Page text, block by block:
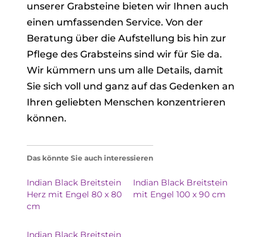
unserer Grabsteine bieten wir Ihnen auch
einen umfassenden Service. Von der
Beratung über die Aufstellung bis hin zur
Pflege des Grabsteins sind wir für Sie da.
Wir kümmern uns um alle Details, damit
Sie sich voll und ganz auf das Gedenken an
Ihren geliebten Menschen konzentrieren
können.
Das könnte Sie auch interessieren
Indian Black Breitstein
Herz mit Engel 80 x 80
cm
Indian Black Breitstein
mit Engel 100 x 90 cm
Indian Black Breitstein